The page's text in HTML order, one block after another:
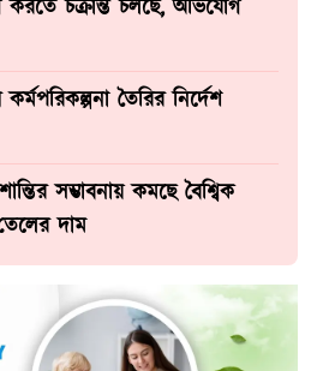
করতে চক্রান্ত চলছে, অভিযোগ
তৈরির নির্দেশ
সম্ভাবনায় কমছে বৈশ্বিক
দাম